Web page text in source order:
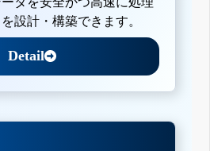
設計・構築できます。
Detail